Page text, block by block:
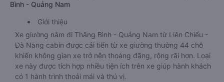
Bình - Quảng Nam
Giới thiệu
Xe giường nằm đi Thăng Bình - Quảng Nam từ Liên Chiểu -
Đà Nẵng cabin được cải tiến từ xe giường thường 44 chỗ
khiến không gian xe trở nên thoáng đãng, rộng rãi hơn. Loại
xe này được tích hợp nhiều tiện ích trên xe giúp hành khách
có 1 hành trình thoải mái và thú vị.